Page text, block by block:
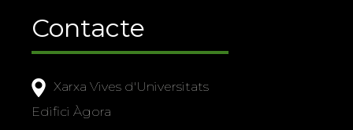
Contacte
Xarxa Vives d'Universitats
Edifici Àgora